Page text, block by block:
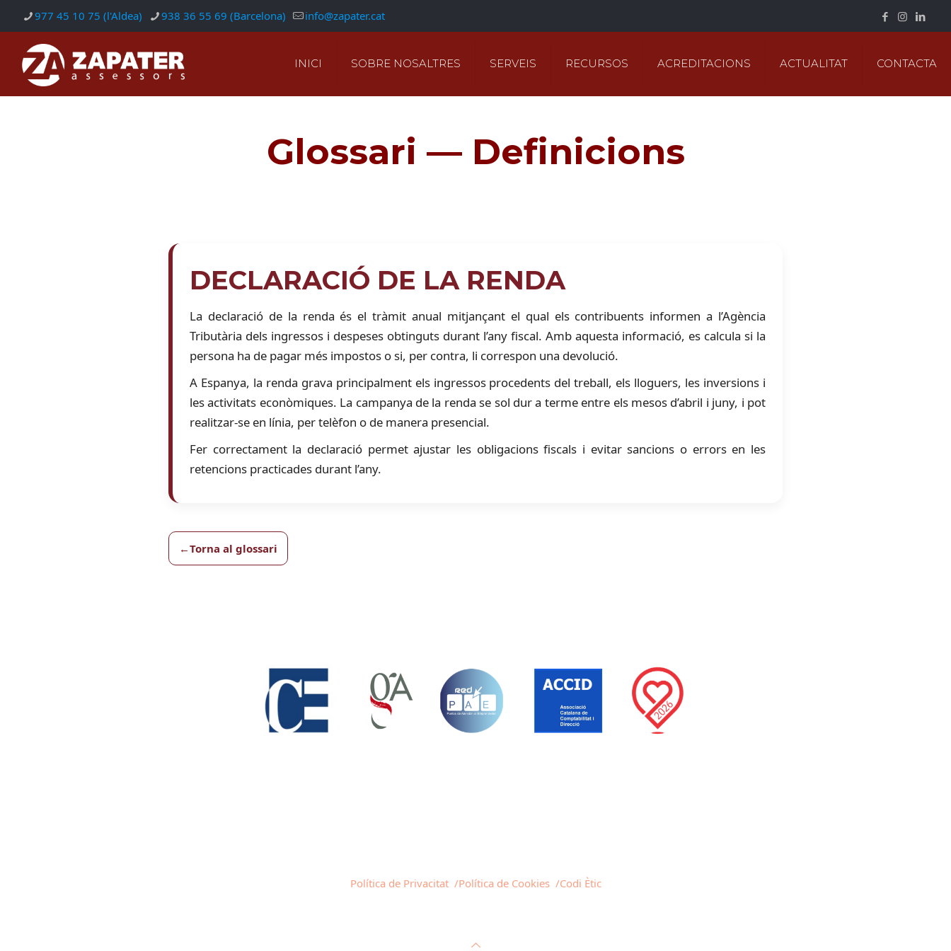
977 45 10 75 (l'Aldea) 938 36 55 69 (Barcelona) info@zapater.cat
INICI SOBRE NOSALTRES SERVEIS RECURSOS ACREDITACIONS ACTUALITAT CONTACTA
Glossari — Definicions
DECLARACIÓ DE LA RENDA
La declaració de la renda és el tràmit anual mitjançant el qual els contribuents informen a l’Agència
Tributària dels ingressos i despeses obtinguts durant l’any fiscal. Amb aquesta informació, es calcula si la
persona ha de pagar més impostos o si, per contra, li correspon una devolució.
A Espanya, la renda grava principalment els ingressos procedents del treball, els lloguers, les inversions i
les activitats econòmiques. La campanya de la renda se sol dur a terme entre els mesos d’abril i juny, i pot
realitzar-se en línia, per telèfon o de manera presencial.
Fer correctament la declaració permet ajustar les obligacions fiscals i evitar sancions o errors en les
retencions practicades durant l’any.
Torna al glossari
Política de Privacitat /Política de Cookies /Codi Ètic